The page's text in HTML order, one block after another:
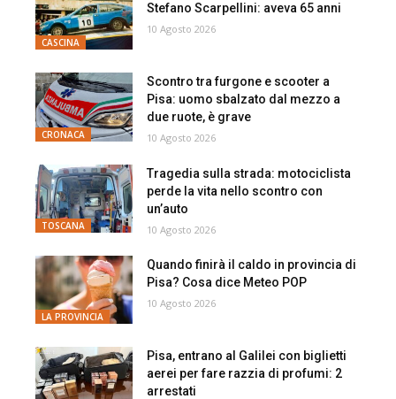
CASCINA
Stefano Scarpellini: aveva 65 anni
10 Agosto 2026
CRONACA
Scontro tra furgone e scooter a
Pisa: uomo sbalzato dal mezzo a
due ruote, è grave
10 Agosto 2026
TOSCANA
Tragedia sulla strada: motociclista
perde la vita nello scontro con
un’auto
10 Agosto 2026
LA PROVINCIA
Quando finirà il caldo in provincia di
Pisa? Cosa dice Meteo POP
10 Agosto 2026
Pisa, entrano al Galilei con biglietti
aerei per fare razzia di profumi: 2
arrestati